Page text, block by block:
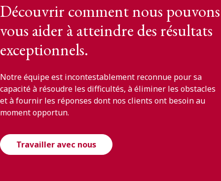
Découvrir comment nous pouvons
vous aider à atteindre des résultats
exceptionnels.
Notre équipe est incontestablement reconnue pour sa
capacité à résoudre les difficultés, à éliminer les obstacles
et à fournir les réponses dont nos clients ont besoin au
moment opportun.
Travailler avec nous